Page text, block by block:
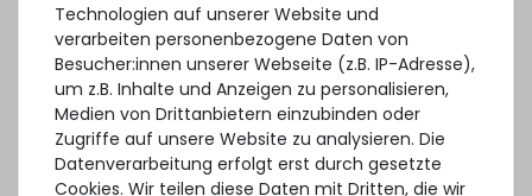
Das angebotene Hardware Care Pack erweitert Ihren
Schutz. Ihre gesetzlichen Gewährleistungsrechte
und ggf. am Artikel vorhandene Garantien bleiben
davon unberührt. Sie erhalten im Falle eines
Problems, unabhängig, ob ein Servicefall eintritt
oder ob das Hardware Care Pack in Anspruch
genommen wird, im Rahmen der jeweiligen
Technologien auf unserer Website und
verarbeiten personenbezogene Daten von
Besucher:innen unserer Webseite (z.B. IP-Adresse),
um z.B. Inhalte und Anzeigen zu personalisieren,
Medien von Drittanbietern einzubinden oder
Zugriffe auf unsere Website zu analysieren. Die
Datenverarbeitung erfolgt erst durch gesetzte
Cookies. Wir teilen diese Daten mit Dritten, die wir